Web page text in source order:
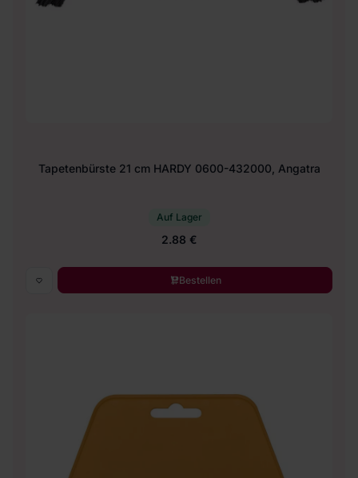
Tapetenbürste 21 cm HARDY 0600-432000, Angatra
Auf Lager
2.88 €
Bestellen